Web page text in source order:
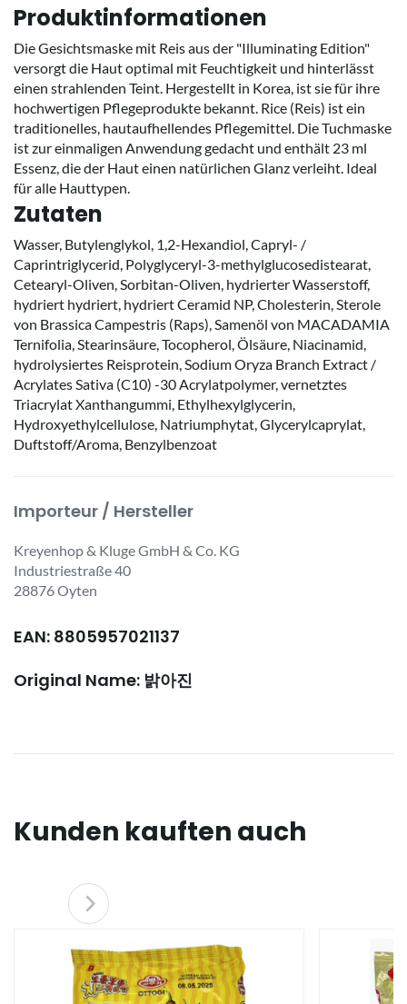
Produktinformationen
Die Gesichtsmaske mit Reis aus der "Illuminating Edition"
versorgt die Haut optimal mit Feuchtigkeit und hinterlässt
einen strahlenden Teint. Hergestellt in Korea, ist sie für ihre
hochwertigen Pflegeprodukte bekannt. Rice (Reis) ist ein
traditionelles, hautaufhellendes Pflegemittel. Die Tuchmaske
ist zur einmaligen Anwendung gedacht und enthält 23 ml
Essenz, die der Haut einen natürlichen Glanz verleiht. Ideal
für alle Hauttypen.
Zutaten
Wasser, Butylenglykol, 1,2-Hexandiol, Capryl- /
Caprintriglycerid, Polyglyceryl-3-methylglucosedistearat,
Cetearyl-Oliven, Sorbitan-Oliven, hydrierter Wasserstoff,
hydriert hydriert, hydriert Ceramid NP, Cholesterin, Sterole
von Brassica Campestris (Raps), Samenöl von MACADAMIA
Ternifolia, Stearinsäure, Tocopherol, Ölsäure, Niacinamid,
hydrolysiertes Reisprotein, Sodium Oryza Branch Extract /
Acrylates Sativa (C10) -30 Acrylatpolymer, vernetztes
Triacrylat Xanthangummi, Ethylhexylglycerin,
Hydroxyethylcellulose, Natriumphytat, Glycerylcaprylat,
Duftstoff/Aroma, Benzylbenzoat
Importeur / Hersteller
Kreyenhop & Kluge GmbH & Co. KG
Industriestraße 40
28876 Oyten
EAN: 8805957021137
Original Name: 밝아진
Kunden kauften auch